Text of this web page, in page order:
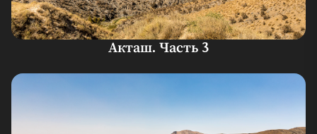
Акташ. Часть 3